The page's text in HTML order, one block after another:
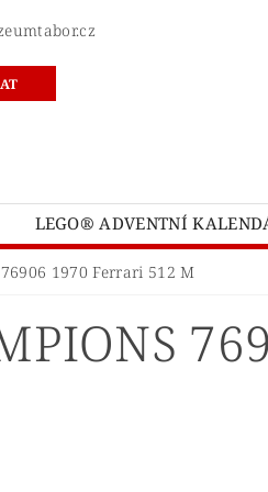
LEGO® ADVENTNÍ
LEGO® BATMAN MOVIE
LEGO® CLASSIC
1970 Ferrari 512 M